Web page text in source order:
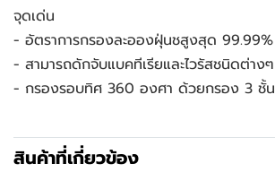
จุดเด่น
- อัตราการกรองละอองฝุ่นชสูงสุด 99.99%
- สามารถดักจับแบคทีเรียและไวรัสชนิดต่างๆ
- กรองรอบทิศ 360 องศา ด้วยกรอง 3 ชั้น
สินค้าที่เกี่ยวข้อง